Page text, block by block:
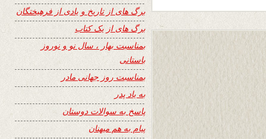
برگ های از تاریخ و یادی از فرهیختگان
برگ های از یک کتاب
بمناسبت بهار ، سال نو و نوروز
باستانی
بمناسبت روز جهانی مادر
به یاد پدر
پاسخ به سوالات دوستان
پیام به هم میهنان